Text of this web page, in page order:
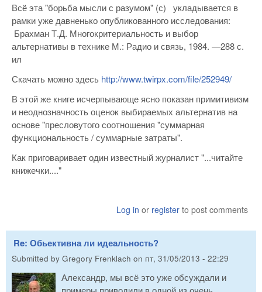
Всё эта "борьба мысли с разумом" (с) укладывается в
рамки уже давненько опубликованного исследования:
Брахман Т.Д. Многокритериальность и выбор
альтернативы в технике М.: Радио и связь, 1984. —288 с.
ил
Скачать можно здесь http://www.twirpx.com/file/252949/
В этой же книге исчерпывающе ясно показан примитивизм
и неоднозначность оценок выбираемых альтернатив на
основе "пресловутого соотношения "суммарная
функциональность / суммарные затраты".
Как приговаривает один известный журналист "...читайте
книжечки...."
Log in or register to post comments
Re: Обьективна ли идеальность?
Submitted by Gregory Frenklach on пт, 31/05/2013 - 22:29
Александр, мы всё это уже обсуждали и